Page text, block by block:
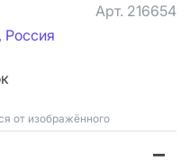
Арт. 216654
от изображённого